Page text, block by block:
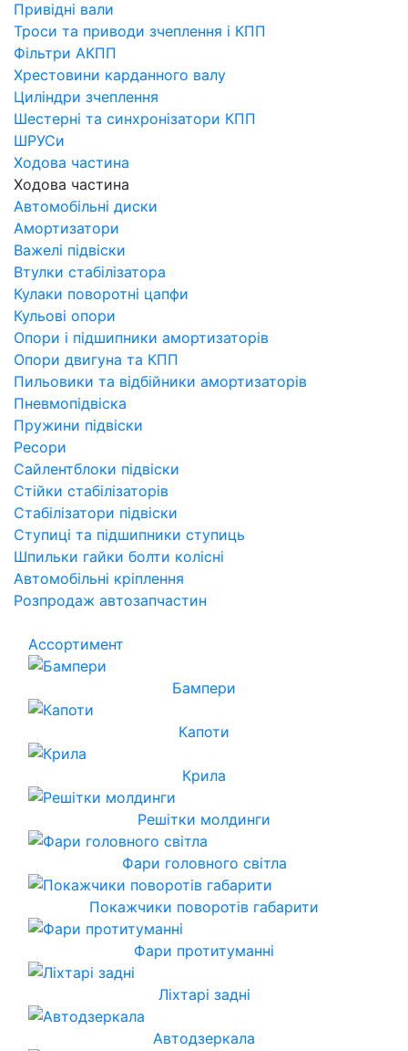
Привідні вали
Троси та приводи зчеплення і КПП
Фільтри АКПП
Хрестовини карданного валу
Циліндри зчеплення
Шестерні та синхронізатори КПП
ШРУСи
Ходова частина
Ходова частина
Автомобільні диски
Амортизатори
Важелі підвіски
Втулки стабілізатора
Кулаки поворотні цапфи
Кульові опори
Опори і підшипники амортизаторів
Опори двигуна та КПП
Пильовики та відбійники амортизаторів
Пневмопідвіска
Пружини підвіски
Ресори
Сайлентблоки підвіски
Стійки стабілізаторів
Стабілізатори підвіски
Ступиці та підшипники ступиць
Шпильки гайки болти колісні
Автомобільні кріплення
Розпродаж автозапчастин
Ассортимент
Бампери
Капоти
Крила
Решітки молдинги
Фари головного світла
Покажчики поворотів габарити
Фари протитуманні
Ліхтарі задні
Автодзеркала